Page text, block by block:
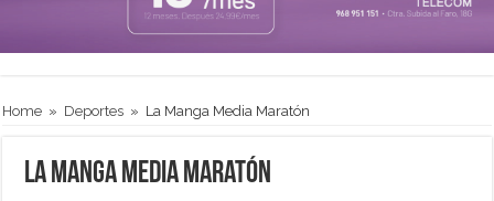
Home » Deportes » La Manga Media Maratón
La Manga Media Maratón